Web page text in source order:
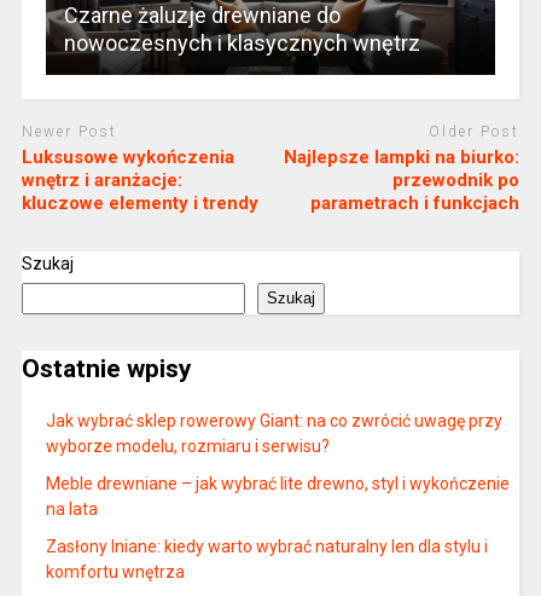
Czarne żaluzje drewniane do
nowoczesnych i klasycznych wnętrz
Newer Post
Luksusowe wykończenia
wnętrz i aranżacje:
kluczowe elementy i trendy
Older Post
Najlepsze lampki na biurko:
przewodnik po
parametrach i funkcjach
Szukaj
Szukaj
Ostatnie wpisy
Jak wybrać sklep rowerowy Giant: na co zwrócić uwagę przy
wyborze modelu, rozmiaru i serwisu?
Meble drewniane – jak wybrać lite drewno, styl i wykończenie
na lata
Zasłony lniane: kiedy warto wybrać naturalny len dla stylu i
komfortu wnętrza